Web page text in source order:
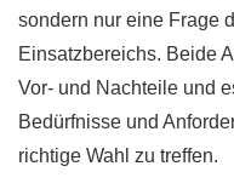
sondern nur eine Frage
Einsatzbereichs. Beide
Vor- und Nachteile und
Bedürfnisse und
richtige Wahl zu treffen.